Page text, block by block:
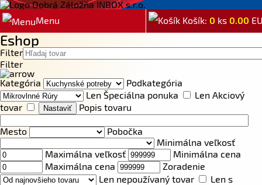
Menu Košík: 0 ks 0.00
Eshop
Filter
Filter
Kategória
Podkategória
Len Špeciálna ponuka
Len Akciový
tovar
Popis tovaru
Mesto
Pobočka
Minimálna veľkosť
Maximálna veľkosť
Minimálna cena
Maximálna cena
Zoradenie
Len nepoužívaný tovar
Len s